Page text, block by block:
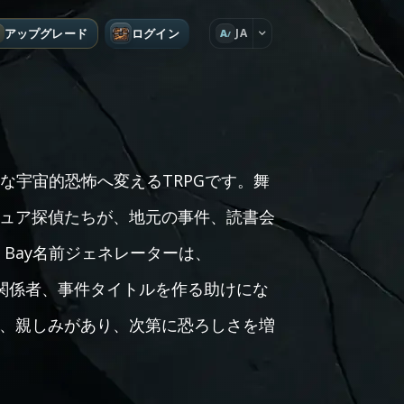
アップグレード ログイン A JA
宇宙的恐怖へ変えるTRPGです。舞
ア探偵たちが、地元の事件、読書会
名前ジェネレーターは、
者、事件タイトルを作る助けにな
親しみがあり、次第に恐ろしさを増